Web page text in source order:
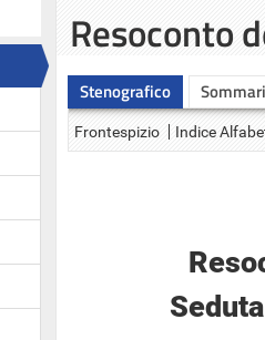
Resoconto
Stenografico
Frontespizio Indice